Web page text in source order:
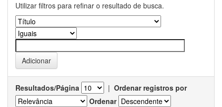
Utilizar filtros para refinar o resultado de busca.
Resultados/Página | Ordenar registros por
Ordenar